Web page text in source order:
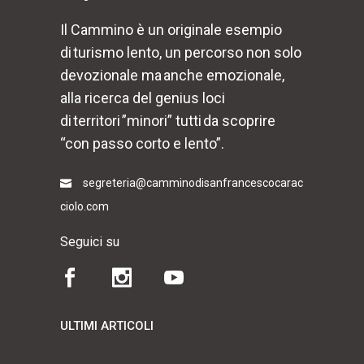
Il Cammino è un originale esempio
di turismo lento, un percorso non solo
devozionale ma anche emozionale,
alla ricerca del genius loci
di territori ”minori” tutti da scoprire
“con passo corto e lento”.
segreteria@camminodisanfrancescocarac
ciolo.com
Seguici su
ULTIMI ARTICOLI